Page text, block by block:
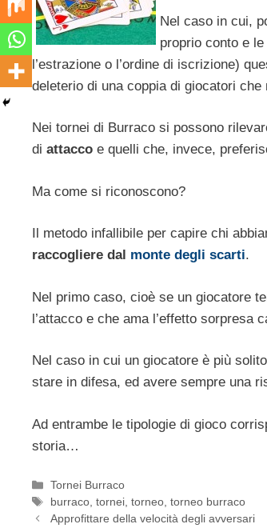
Nel caso in cui,
proprio conto e
l’estrazione o l’ordine di iscrizione)
deleterio di una coppia di giocatori
Nei tornei di Burraco si possono
di attacco e quelli che, invece,
Ma come si riconoscono?
Il metodo infallibile per capire chi
raccogliere dal monte degli scarti.
Nel primo caso, cioè se un giocatore
l’attacco e che ama l’effetto sorpresa
Nel caso in cui un giocatore è più
stare in difesa, ed avere sempre una
Ad entrambe le tipologie di gioco
storia…
Categorie
Tornei Burraco
Tag
burraco,tornei,torneo,torneo burraco
Approfittare della velocità degli avversari